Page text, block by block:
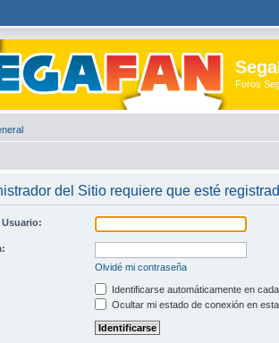
Foros
del Sitio requiere que esté
Olvidé mi contraseña
Identificarse automáticamente en
Ocultar mi estado de conexión en